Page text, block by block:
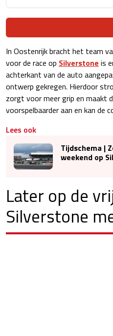
In Oostenrijk bracht het team
voor de race op Silverstone is
achterkant van de auto
ontwerp gekregen. Hierdoor
zorgt voor meer grip en maakt
voorspelbaarder aan en kan de
Lees ook
Tijdschema |
weekend op
Later op de
Silverstone